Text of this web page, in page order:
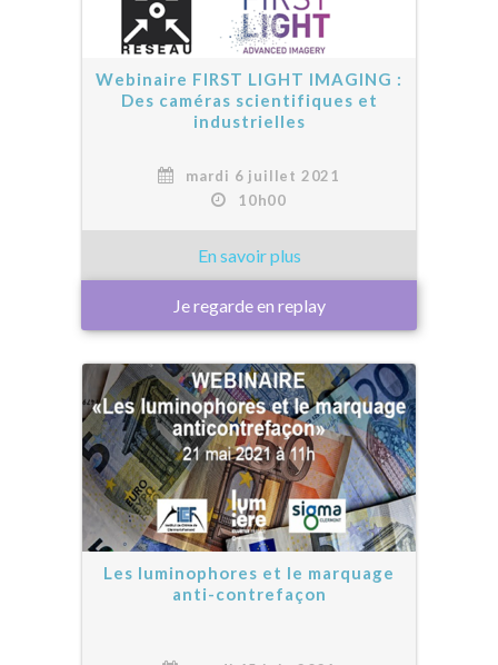
Webinaire FIRST LIGHT IMAGING :
Des caméras scientifiques et
industrielles
mardi 6 juillet 2021
10h00
Je regarde en replay
Les luminophores et le marquage
anti-contrefaçon